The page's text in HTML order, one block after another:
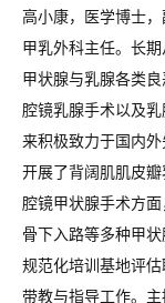
高小康，医学博士
甲乳外科主任。长
甲状腺与乳腺各类
腔镜乳腺手术以及
来积极致力于国内
开展了背阔肌肌皮
腔镜甲状腺手术方
骨下入路等多种甲
规范化培训基地评
带教与指导工作。